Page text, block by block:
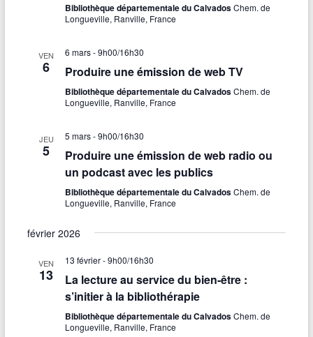
Bibliothèque départementale du CalvadosChem. de
Longueville, Ranville, France
VEN
6
6 mars - 9h00/16h30
Produire une émission de web TV
Bibliothèque départementale du CalvadosChem. de
Longueville, Ranville, France
JEU
5
5 mars - 9h00/16h30
Produire une émission de web radio ou
un podcast avec les publics
Bibliothèque départementale du CalvadosChem. de
Longueville, Ranville, France
février 2026
VEN
13
13 février - 9h00/16h30
La lecture au service du bien-être :
s’initier à la bibliothérapie
Bibliothèque départementale du CalvadosChem. de
Longueville, Ranville, France